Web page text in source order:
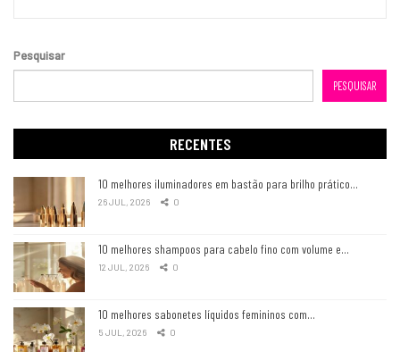
Pesquisar
PESQUISAR
RECENTES
10 melhores iluminadores em bastão para brilho prático…
26 JUL, 2026 0
10 melhores shampoos para cabelo fino com volume e…
12 JUL, 2026 0
10 melhores sabonetes líquidos femininos com…
5 JUL, 2026 0